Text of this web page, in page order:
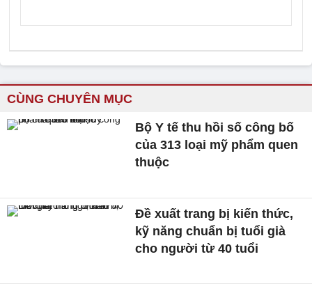
CÙNG CHUYÊN MỤC
Bộ Y tế thu hồi số công bố
của 313 loại mỹ phẩm quen
thuộc
Đề xuất trang bị kiến thức,
kỹ năng chuẩn bị tuổi già
cho người từ 40 tuổi